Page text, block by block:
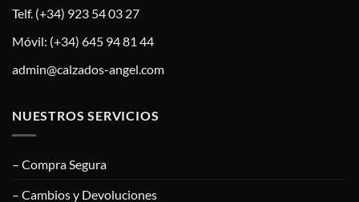
Telf. (+34) 923 54 03 27
Móvil: (+34) 645 94 81 44
admin@calzados-angel.com
NUESTROS SERVICIOS
– Compra Segura
– Cambios y Devoluciones